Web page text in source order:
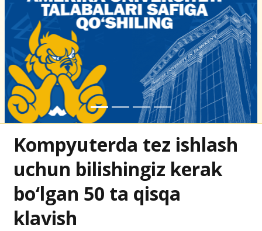
Kompyuterda tez ishlash
uchun bilishingiz kerak
bo‘lgan 50 ta qisqa
klavish